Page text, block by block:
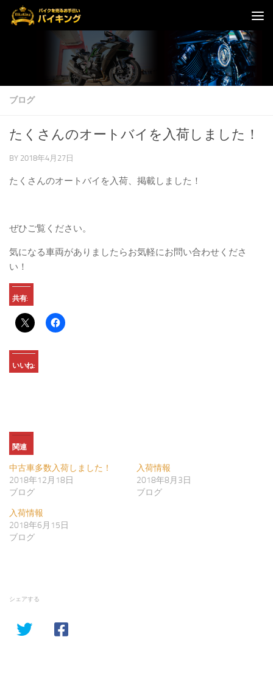
コンテンツへスキップ
ブログ
たくさんのオートバイを入荷しました！
BY 2018年4月27日
たくさんのオートバイを入荷、掲載しました！
ぜひご覧ください。
気になる車両がありましたらお気軽にお問い合わせくださ
い！
共有:
いいね:
関連
中古車多数入荷しました！
2018年12月18日
ブログ
入荷情報
2018年8月3日
ブログ
入荷情報
2018年6月15日
ブログ
シェアする